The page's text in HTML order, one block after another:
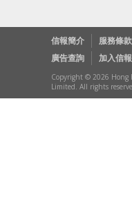
信報簡介 服務條款
廣告查詢
加入信報
Copyright © 2026 Hong
Limited. All rights